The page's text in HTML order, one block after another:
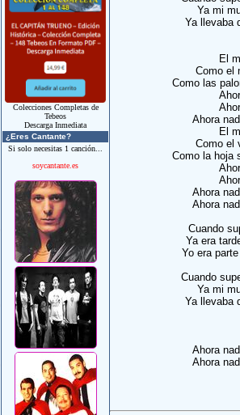
Colecciones Completas de
Tebeos
Descarga Inmediata
¿Eres Cantante?
Si solo necesitas 1 canción...
soycantante.es
Ya mi
Ya llevaba
El
Como el
Como las
Ahora
El
Como el
Como la hoja
Ahora
Ahora
Cuando
Ya era
Yo era
Cuando
Ya mi
Ya llevaba
Ahora
Ahora